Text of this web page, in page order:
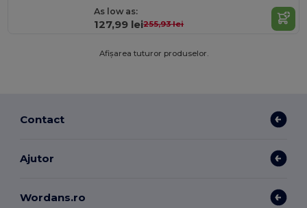
As low as:
127,99 lei255,93 lei
Afișarea tuturor produselor.
Contact
Ajutor
Wordans.ro